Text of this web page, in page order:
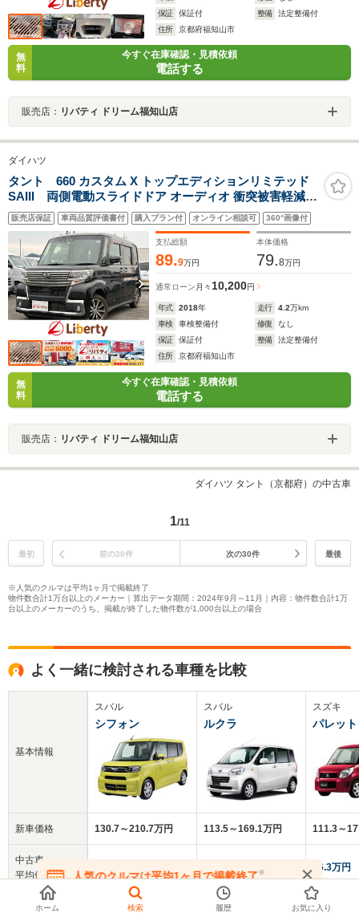
保証
保証付 整備
法定整備付
住所
京都府福知山市
無
料
今すぐ在庫確認・見積依頼
電話する
販売店： リバティ ドリーム福知山店
ダイハツ
タント 660 カスタム X トップエディションリミテッド
SAIII 両側電動スライドドア オーディオ 衝突被害軽減ブ
レーキ 純正アルミホイール フォグライト スマートキー
オートハイビーム 運転席シートヒーター オートエアコン
アイドリングストップ ステアリングスイッチ
販売店保証 車両品質評価書付 購入プラン付 オンライン相談可 360°画像付
支払総額
89.9万円
本体価格
79.8万円
通常ローン 月々10,200円
年式 2018年 走行 4.2万km
車検
車検整備付 修復
なし
保証
保証付 整備
法定整備付
住所
京都府福知山市
無
料
今すぐ在庫確認・見積依頼
電話する
販売店： リバティ ドリーム福知山店
ダイハツ タント（京都府）の中古車
1/11
最初 前の30件 次の30件 最後
※人気のクルマは平均1ヶ月で掲載終了
物件数合計1万台以上のメーカー｜算出データ期間：2024年9月～11月｜内容：物件数合計1万
台以上のメーカーのうち、掲載が終了した物件数が1,000台以上の場合
よく一緒に検討される車種を比較
基本情報
新車価格
中古車
平均価格
クチコミ
スバル
シフォン
130.7～210.7万円
スバル
ルクラ
113.5～169.1万円
スズキ
パレット
111.3～
26.3万円
人気のクルマは平均1ヶ月で掲載終了※
在庫が無くなる前にお問い合わせください
ホーム 検索 履歴 お気に入り